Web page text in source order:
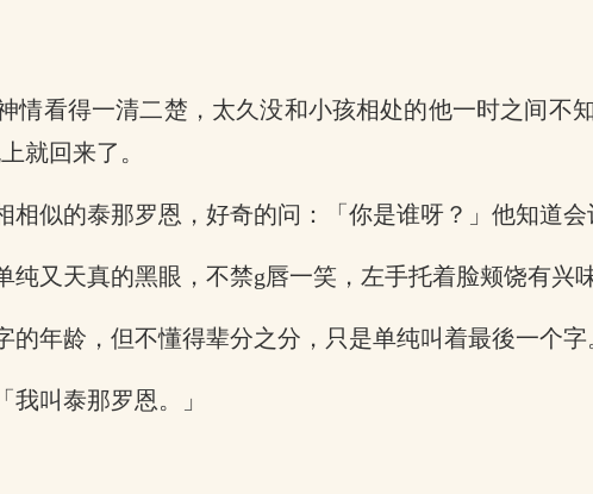
情看得一清二楚，太久没和小孩相处的他一时之间不
就回来了。
似的泰那罗恩，好奇的问：「你是谁呀？」他知道
又天真的黑眼，不禁g唇一笑，左手托着脸颊饶有兴
的年龄，但不懂得辈分之分，只是单纯叫着最後一个字
叫泰那罗恩。」